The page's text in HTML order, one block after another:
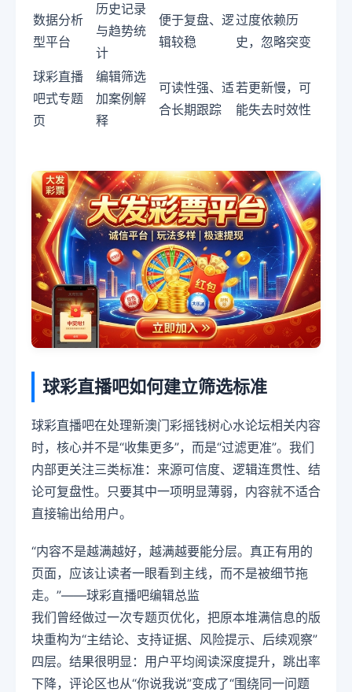
数据分析
型平台
历史记录
与趋势统
计
便于复盘、逻
辑较稳
过度依赖历
史，忽略突变
球彩直播
吧式专题
页
编辑筛选
加案例解
释
可读性强、适
合长期跟踪
若更新慢，可
能失去时效性
球彩直播吧如何建立筛选标准
球彩直播吧在处理新澳门彩摇钱树心水论坛相关内容
时，核心并不是“收集更多”，而是“过滤更准”。我们
内部更关注三类标准：来源可信度、逻辑连贯性、结
论可复盘性。只要其中一项明显薄弱，内容就不适合
直接输出给用户。
“内容不是越满越好，越满越要能分层。真正有用的
页面，应该让读者一眼看到主线，而不是被细节拖
走。”——球彩直播吧编辑总监
我们曾经做过一次专题页优化，把原本堆满信息的版
块重构为“主结论、支持证据、风险提示、后续观察”
四层。结果很明显：用户平均阅读深度提升，跳出率
下降，评论区也从“你说我说”变成了“围绕同一问题